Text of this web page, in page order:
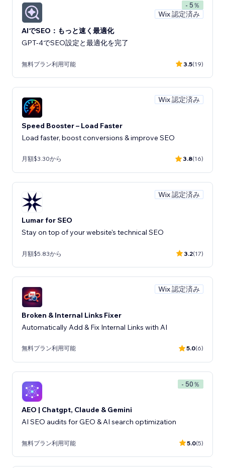
- 5％
Wix 認定済み
AIでSEO：もっと速く最適化
GPT-4でSEO設定と最適化を完了
無料プラン利用可能 3.5(19)
Wix 認定済み
Speed Booster – Load Faster
Load faster, boost conversions & improve SEO
月額$3.30から 3.8(16)
Wix 認定済み
Lumar for SEO
Stay on top of your website's technical SEO
月額$5.83から 3.2(17)
Wix 認定済み
Broken & Internal Links Fixer
Automatically Add & Fix Internal Links with AI
無料プラン利用可能 5.0(6)
- 50％
AEO | Chatgpt, Claude & Gemini
AI SEO audits for GEO & AI search optimization
無料プラン利用可能 5.0(5)